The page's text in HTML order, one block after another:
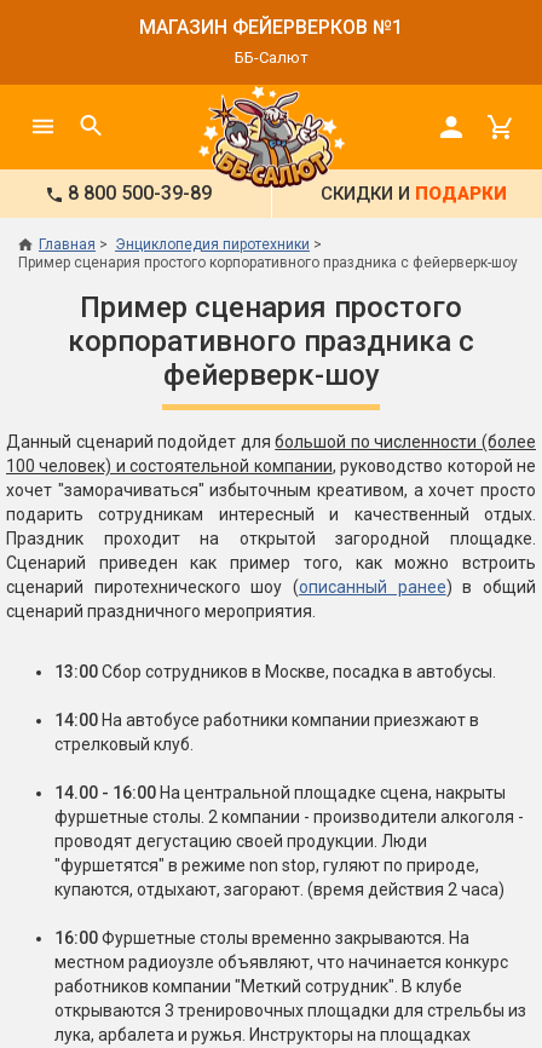
МАГАЗИН ФЕЙЕРВЕРКОВ №1
ББ-Салют
8 800 500-39-89 СКИДКИ И ПОДАРКИ
Главная
Энциклопедия пиротехники
Пример сценария простого корпоративного праздника с фейерверк-шоу
Пример сценария простого
корпоративного праздника с
фейерверк-шоу
Данный сценарий подойдет длябольшой по численности (более
100 человек) и состоятельной компании, руководство которой не
хочет "заморачиваться" избыточным креативом, а хочет просто
подарить сотрудникам интересный и качественный отдых.
Праздник проходит на открытой загородной площадке.
Сценарий приведен как пример того, как можно встроить
сценарий пиротехнического шоу (описанный ранее) в общий
сценарий праздничного мероприятия.
13:00Сбор сотрудников в Москве, посадка в автобусы.
14:00 На автобусе работники компании приезжают в
стрелковый клуб.
14.00 - 16:00 На центральной площадке сцена, накрыты
фуршетные столы. 2 компании - производители алкоголя -
проводят дегустацию своей продукции. Люди
"фуршетятся" в режиме non stop, гуляют по природе,
купаются, отдыхают, загорают. (время действия 2 часа)
16:00Фуршетные столы временно закрываются. На
местном радиоузле объявляют, что начинается конкурс
работников компании "Меткий сотрудник". В клубе
открываются 3 тренировочных площадки для стрельбы из
лука, арбалета и ружья. Инструкторы на площадках